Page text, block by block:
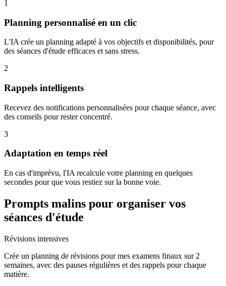
1
Planning personnalisé en un clic
L'IA crée un planning adapté à vos objectifs et disponibilités, pour
des séances d'étude efficaces et sans stress.
2
Rappels intelligents
Recevez des notifications personnalisées pour chaque séance, avec
des conseils pour rester concentré.
3
Adaptation en temps réel
En cas d'imprévu, l'IA recalcule votre planning en quelques
secondes pour que vous restiez sur la bonne voie.
Prompts malins pour organiser vos
séances d'étude
Révisions intensives
Crée un planning de révisions pour mes examens finaux sur 2
semaines, avec des pauses régulières et des rappels pour chaque
matière.